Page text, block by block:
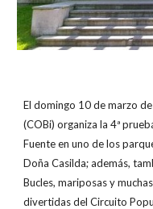
El domingo 10 de marzo
(COBi) organiza la 4ª
Fuente en uno de los
Doña Casilda; además,
Bucles, mariposas y
divertidas del Circuito